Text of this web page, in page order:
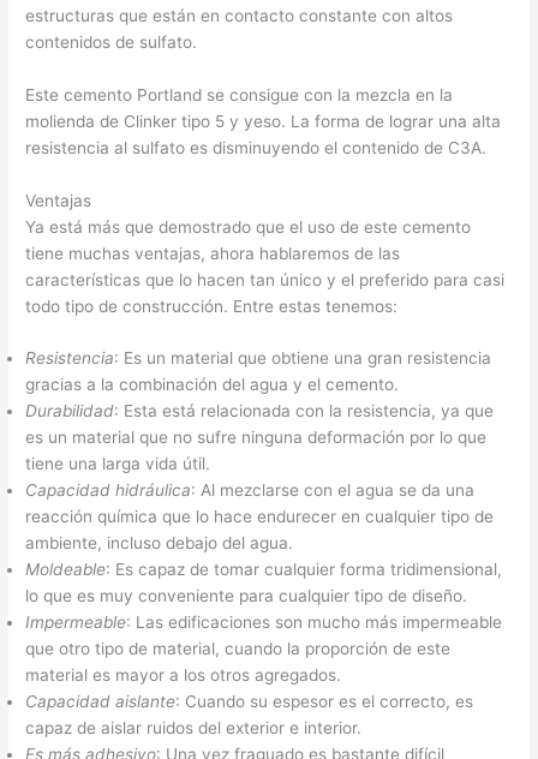
estructuras que están en contacto constante con altos
contenidos de sulfato.
Este cemento Portland se consigue con la mezcla en la
molienda de Clinker tipo 5 y yeso. La forma de lograr una alta
resistencia al sulfato es disminuyendo el contenido de C3A.
Ventajas
Ya está más que demostrado que el uso de este cemento
tiene muchas ventajas, ahora hablaremos de las
características que lo hacen tan único y el preferido para casi
todo tipo de construcción. Entre estas tenemos:
Resistencia: Es un material que obtiene una gran resistencia
gracias a la combinación del agua y el cemento.
Durabilidad: Esta está relacionada con la resistencia, ya que
es un material que no sufre ninguna deformación por lo que
tiene una larga vida útil.
Capacidad hidráulica: Al mezclarse con el agua se da una
reacción química que lo hace endurecer en cualquier tipo de
ambiente, incluso debajo del agua.
Moldeable: Es capaz de tomar cualquier forma tridimensional,
lo que es muy conveniente para cualquier tipo de diseño.
Impermeable: Las edificaciones son mucho más impermeable
que otro tipo de material, cuando la proporción de este
material es mayor a los otros agregados.
Capacidad aislante: Cuando su espesor es el correcto, es
capaz de aislar ruidos del exterior e interior.
Es más adhesivo: Una vez fraguado es bastante difícil